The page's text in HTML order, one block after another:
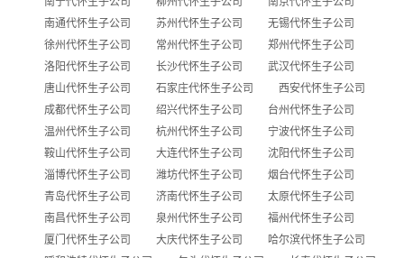
南通代怀生子公司
苏州代怀生子公司
无锡代怀生子公司
徐州代怀生子公司
常州代怀生子公司
郑州代怀生子公司
洛阳代怀生子公司
长沙代怀生子公司
武汉代怀生子公司
唐山代怀生子公司
石家庄代怀生子公司
西安代怀生子公司
成都代怀生子公司
绍兴代怀生子公司
台州代怀生子公司
温州代怀生子公司
杭州代怀生子公司
宁波代怀生子公司
鞍山代怀生子公司
大连代怀生子公司
沈阳代怀生子公司
淄博代怀生子公司
潍坊代怀生子公司
烟台代怀生子公司
青岛代怀生子公司
济南代怀生子公司
太原代怀生子公司
南昌代怀生子公司
泉州代怀生子公司
福州代怀生子公司
厦门代怀生子公司
大庆代怀生子公司
哈尔滨代怀生子公司